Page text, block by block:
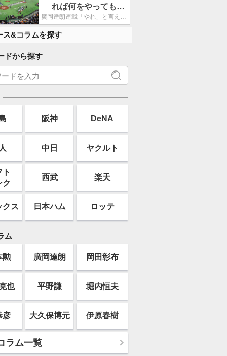
れば何をやってもい
いという発想は大間廣岡達朗連載「やれ」と言える信念
ス&コラムを探す
ドから探す
阪神 DeNA
中日 ヤクルト
ト
ク
西武 楽天
クス 日本ハム ロッテ
ム
勲 廣岡達朗 岡田彰布
也 平野謙 堀内恒夫
彦 大久保博元 伊原春樹
ラム一覧